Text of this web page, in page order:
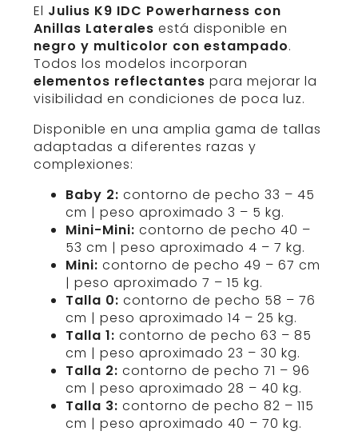
El Julius K9 IDC Powerharness con
Anillas Laterales está disponible en
negro y multicolor con estampado.
Todos los modelos incorporan
elementos reflectantes para mejorar la
visibilidad en condiciones de poca luz.
Disponible en una amplia gama de tallas
adaptadas a diferentes razas y
complexiones:
Baby 2: contorno de pecho 33 – 45
cm | peso aproximado 3 – 5 kg.
Mini-Mini: contorno de pecho 40 –
53 cm | peso aproximado 4 – 7 kg.
Mini: contorno de pecho 49 – 67 cm
| peso aproximado 7 – 15 kg.
Talla 0: contorno de pecho 58 – 76
cm | peso aproximado 14 – 25 kg.
Talla 1: contorno de pecho 63 – 85
cm | peso aproximado 23 – 30 kg.
Talla 2: contorno de pecho 71 – 96
cm | peso aproximado 28 – 40 kg.
Talla 3: contorno de pecho 82 – 115
cm | peso aproximado 40 – 70 kg.